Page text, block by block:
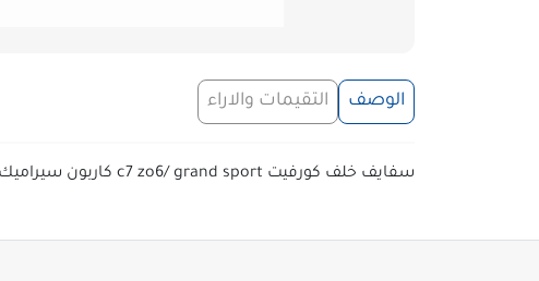
الوصف التقيمات والاراء
سفايف خلف كورفيت c7 zo6/ grand sport كاربون سيراميك